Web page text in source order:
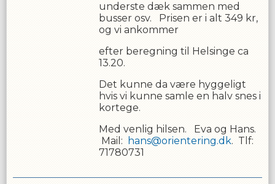
underste dæk sammen med
busser osv. Prisen er i alt 349 kr,
og vi ankommer
efter beregning til Helsinge ca
13.20.
Det kunne da være hyggeligt
hvis vi kunne samle en halv snes i
kortege.
Med venlig hilsen. Eva og Hans.
Mail:
hans@orientering.dk. Tlf:
71780731